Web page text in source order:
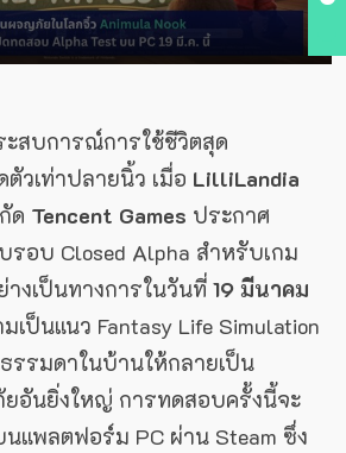
สบการณ์การใช้ชีวิตสุด
วเท่าปลายนิ้ว เมื่อ LilliLandia
ด Tencent Games ประกาศ
อบ Closed Alpha สำหรับเกม
างเป็นทางการในวันที่ 19 มีนาคม
เป็นแนว Fantasy Life Simulation
รรมดาในบ้านให้กลายเป็น
อันยิ่งใหญ่ การทดสอบครั้งนี้จะ
นแพลตฟอร์ม PC ผ่าน Steam ซึ่ง